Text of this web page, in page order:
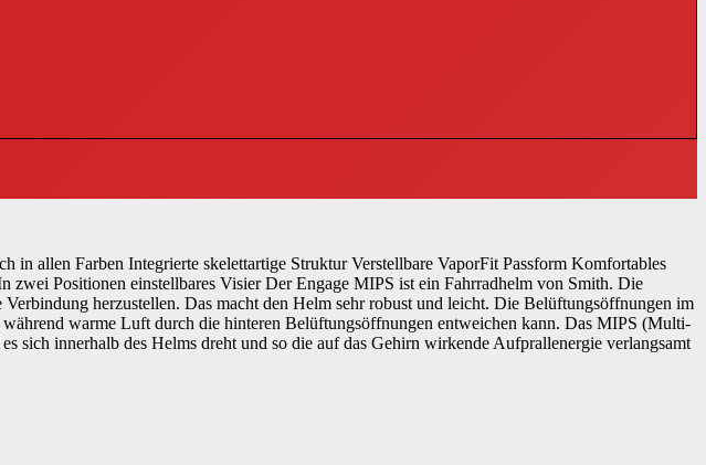
allen Farben Integrierte skelettartige Struktur Verstellbare VaporFit Passform Komfortables
Positionen einstellbares Visier Der Engage MIPS ist ein Fahrradhelm von Smith. Die
herzustellen. Das macht den Helm sehr robust und leicht. Die Belüftungsöffnungen im
warme Luft durch die hinteren Belüftungsöffnungen entweichen kann. Das MIPS (Multi-
sich innerhalb des Helms dreht und so die auf das Gehirn wirkende Aufprallenergie verlangsamt